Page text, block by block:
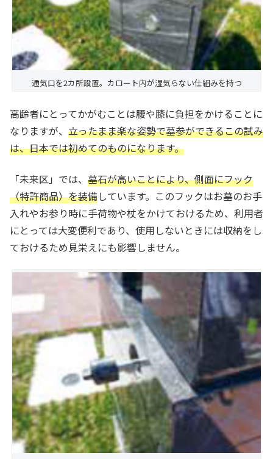
通気口を2カ所設置。カロート内が湿気らない仕組みを持つ
高齢者にとってかがむことは腰や膝に負担をかけることに
なりますが、 立ったまま楽な姿勢で墓参ができるこの試み
は、日本では初めてのものになります。
「未来区」では、 墓石が高いことにより、側面にフック
（特許商品）を装備しています。このフックはお墓のお手
入れやお参り時に手荷物や杖をかけておけるため、利用者
にとっては大変便利であり、使用しないときには収納をし
ておけるため見栄えにも影響しません。